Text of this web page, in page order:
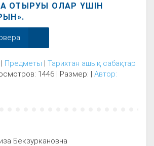
ОТЫРУЫ ОЛАР ҮШІН
| Предметы | Тарихтан ашық сабақтар
1446 | Размер: | Автор:
Бекзуркановна